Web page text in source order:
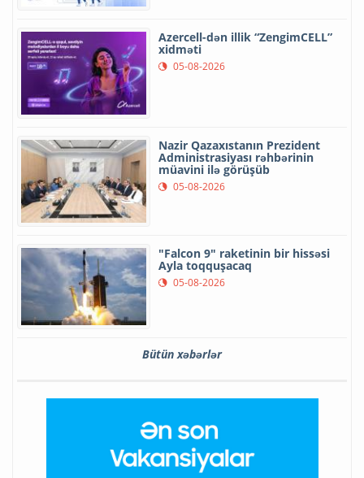
Azercell-dən illik “ZengimCELL”
xidməti
05-08-2026
Nazir Qazaxıstanın Prezident
Administrasiyası rəhbərinin
müavini ilə görüşüb
05-08-2026
"Falcon 9" raketinin bir hissəsi
Ayla toqquşacaq
05-08-2026
Bütün xəbərlər